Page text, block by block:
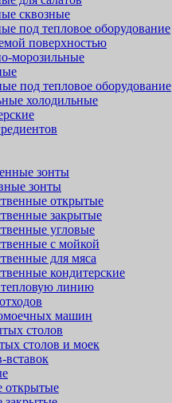
сквозные
под тепловое оборудование
поверхностью
морозильные
под тепловое оборудование
холодильные
зонты
зонты
открытые
закрытые
угловые
с мойкой
для мяса
кондитерские
линию
машин
столов
столов и моек
вставок
открытые